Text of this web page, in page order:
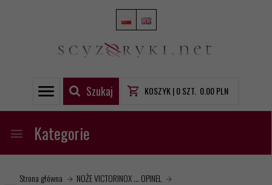
Szukaj KOSZYK |0SZT. 0.00PLN
Kategorie
Strona główna
NOŻE VICTORINOX ... OPINEL